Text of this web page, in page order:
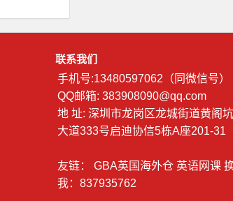
联系我们
手机号:13480597062（同微信号）
QQ邮箱: 383908090@qq.com
地 址: 深圳市龙岗区龙城街道黄阁
大道333号启迪协信5栋A座201-31
友链： GBA英国海外仓 英语网课
我：837935762